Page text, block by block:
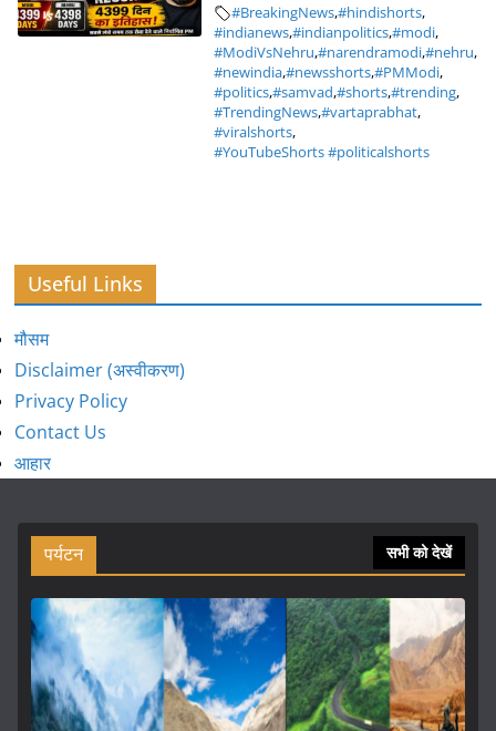
#BreakingNews,#hindishorts,
#indianews,#indianpolitics,#modi,
#ModiVsNehru,#narendramodi,#nehru,
#newindia,#newsshorts,#PMModi,
#politics,#samvad,#shorts,#trending,
#TrendingNews,#vartaprabhat,
#viralshorts,
#YouTubeShorts #politicalshorts
Useful Links
मौसम
Disclaimer (अस्वीकरण)
Privacy Policy
Contact Us
आहार
पर्यटन सभी को देखें